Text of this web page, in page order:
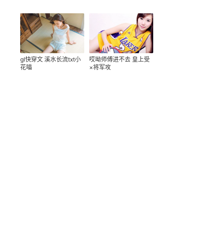
gl快穿文 溪水长流txt小
花喵
哎呦师傅进不去 皇上受
×将军攻